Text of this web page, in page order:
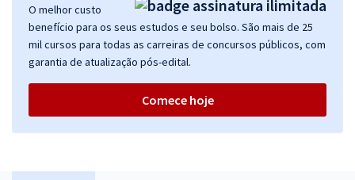
O melhor custo
benefício para os seus estudos e seu bolso. São mais de 25
mil cursos para todas as carreiras de concursos públicos, com
garantia de atualização pós-edital.
Comece hoje